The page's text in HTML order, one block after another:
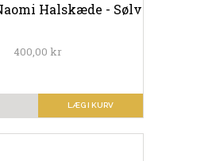
Halskæde - Sølv
400,00 kr
LÆG I KURV